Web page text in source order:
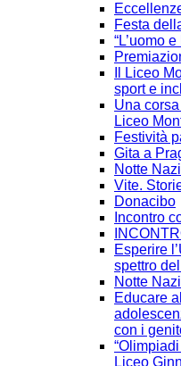
Festa
“L’uomo
Il Liceo
sport e
Una
Liceo
Festività
Gita a
Notte
Vite.
Donacibo
Incontro
Esperire
spettro
Notte
Educare
con i
Liceo